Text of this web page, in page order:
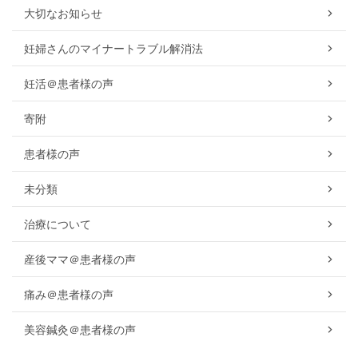
大切なお知らせ
妊婦さんのマイナートラブル解消法
妊活＠患者様の声
寄附
患者様の声
未分類
治療について
産後ママ＠患者様の声
痛み＠患者様の声
美容鍼灸＠患者様の声